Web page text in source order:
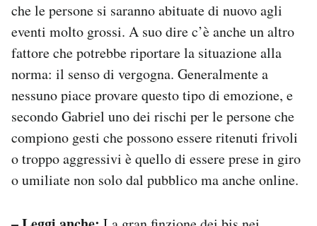
che le persone si saranno abituate di nuovo agli
eventi molto grossi. A suo dire c’è anche un altro
fattore che potrebbe riportare la situazione alla
norma: il senso di vergogna. Generalmente a
nessuno piace provare questo tipo di emozione, e
secondo Gabriel uno dei rischi per le persone che
compiono gesti che possono essere ritenuti frivoli
o troppo aggressivi è quello di essere prese in giro
o umiliate non solo dal pubblico ma anche online.